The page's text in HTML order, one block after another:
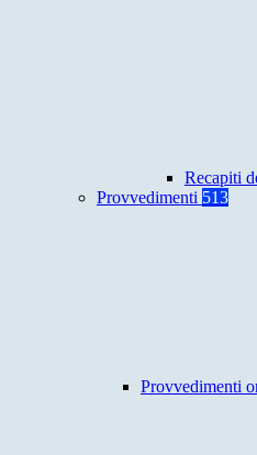
Recapiti
Provvedimenti 513
Provvedimenti